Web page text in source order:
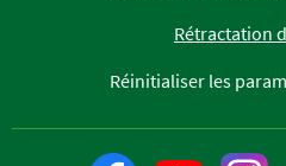
Rétractation
Réinitialiser les